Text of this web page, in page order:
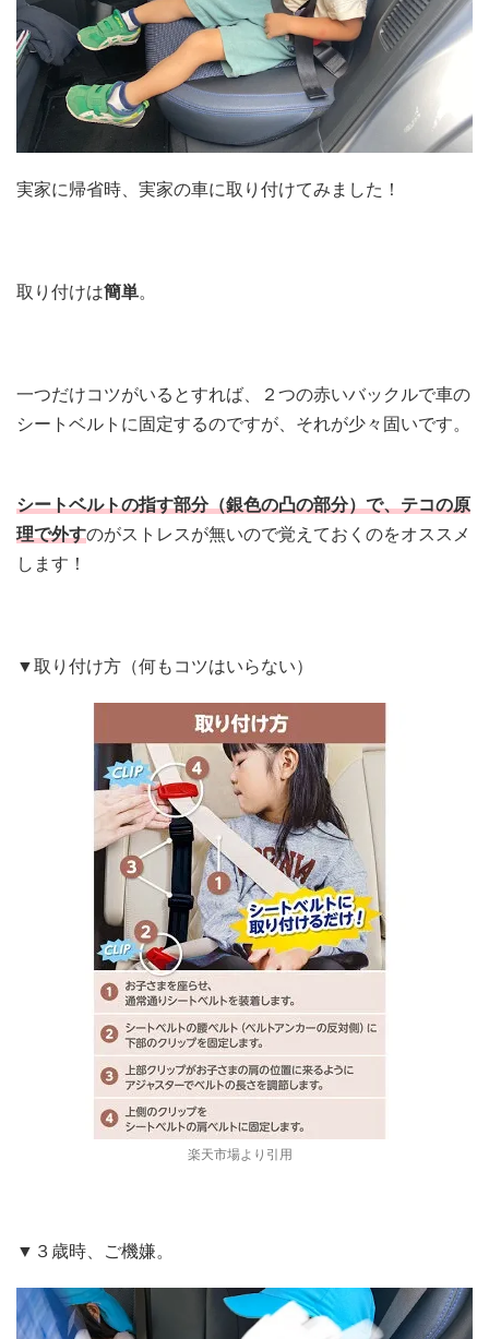
実家に帰省時、実家の車に取り付けてみました！
取り付けは簡単。
一つだけコツがいるとすれば、２つの赤いバックルで車の
シートベルトに固定するのですが、それが少々固いです。
シートベルトの指す部分（銀色の凸の部分）で、テコの原
理で外すのがストレスが無いので覚えておくのをオススメ
します！
▼取り付け方（何もコツはいらない）
楽天市場より引用
▼３歳時、ご機嫌。